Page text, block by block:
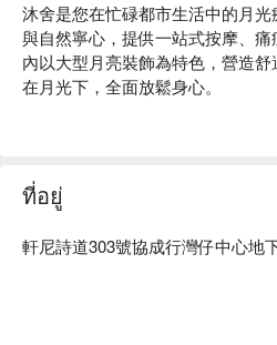
沐舍是您在忙碌都市生活中的月
與自然寧心，提供一站式按摩、
內以大型月亮裝飾為特色，營造
在月光下，全面放鬆身心。
師，提供多樣化服務。
b. 交通方便：灣仔站A4 出口往集
灣仔按摩 - 沐舍立刻預訂
ที่อยู่
軒尼詩道303號協成行灣仔中心地